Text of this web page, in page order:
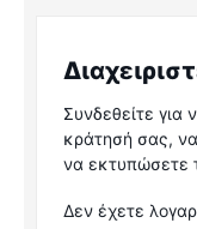
Συνδεθείτε
κράτησή σας,
να εκτυπώσετε
Δεν έχετε